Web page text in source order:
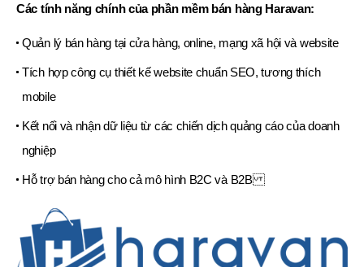
Các tính năng chính của phần mềm bán hàng Haravan:
Quản lý bán hàng tại cửa hàng, online, mạng xã hội và website
Tích hợp công cụ thiết kế website chuẩn SEO, tương thích
mobile
Kết nối và nhận dữ liệu từ các chiến dịch quảng cáo của doanh
nghiệp
Hỗ trợ bán hàng cho cả mô hình B2C và B2B